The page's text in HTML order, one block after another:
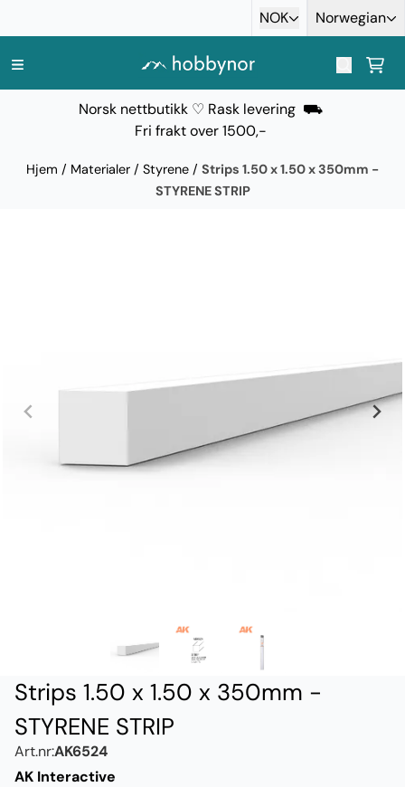
NOK Norwegian
Norsk nettbutikk ♡ Rask levering ⛟
Fri frakt over 1500,-
Hjem / Materialer / Styrene / Strips 1.50 x 1.50 x 350mm -
STYRENE STRIP
Strips 1.50 x 1.50 x 350mm -
STYRENE STRIP
Art.nr:AK6524
AK Interactive